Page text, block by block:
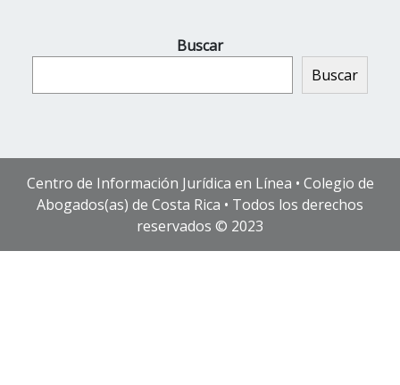
Buscar
Buscar
Centro de Información Jurídica en Línea • Colegio de
Abogados(as) de Costa Rica • Todos los derechos
reservados © 2023